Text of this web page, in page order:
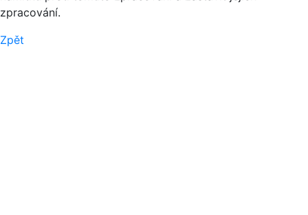
zpracování.
Zpět